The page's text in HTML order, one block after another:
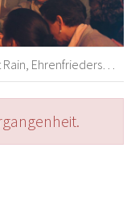
Ehrenfriedersdorf